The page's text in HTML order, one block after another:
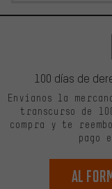
100 días de
Envíanos la
transcurso de
compra y te
pago
Al